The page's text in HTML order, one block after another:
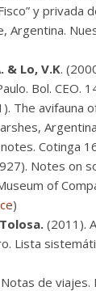
y privada
Argentina.
& Lo, V.K.
Bol. CEO.
The avifauna
Cotinga
Notes on
of
)
(2011).
Lista
de viajes.